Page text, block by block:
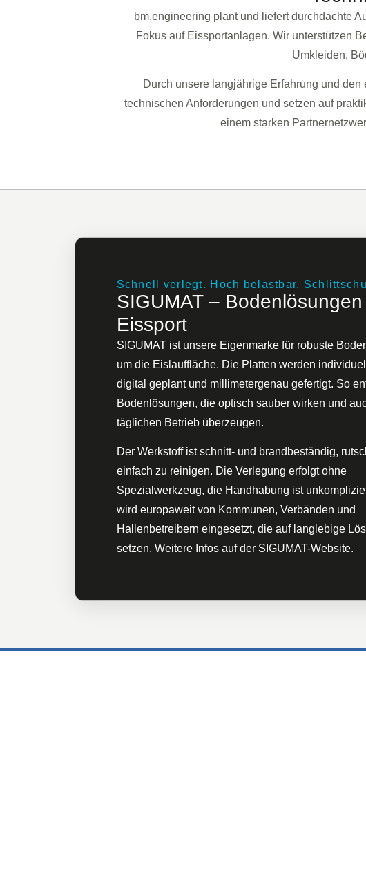
bm.engineering plant und liefert durchdachte
Fokus auf Eissportanlagen. Wir unterstützen
Umkleiden,
Durch unsere langjährige Erfahrung und
technischen Anforderungen und setzen auf
einem starken
Schnell verlegt. Hoch belastbar.
SIGUMAT –
Eissport
SIGUMAT ist unsere Eigenmarke für robuste
um die Eislauffläche. Die Platten werden
digital geplant und millimetergenau gefertigt. So
Bodenlösungen, die optisch sauber wirken und
täglichen Betrieb überzeugen.
Der Werkstoff ist schnitt- und brandbeständig,
einfach zu reinigen. Die Verlegung erfolgt ohne
Spezialwerkzeug, die Handhabung ist
wird europaweit von Kommunen, Verbänden und
Hallenbetreibern eingesetzt, die auf langlebige
setzen. Weitere Infos auf der SIGUMAT-Website.